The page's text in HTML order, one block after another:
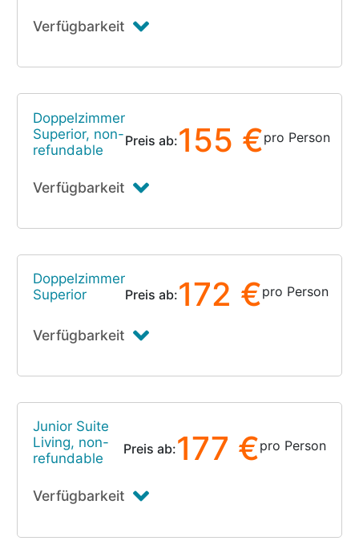
Verfügbarkeit
Doppelzimmer
Superior, non-
refundable
Preis ab:155 €pro Person
Verfügbarkeit
Doppelzimmer
Superior
Preis ab:172 €pro Person
Verfügbarkeit
Junior Suite
Living, non-
refundable
Preis ab:177 €pro Person
Verfügbarkeit